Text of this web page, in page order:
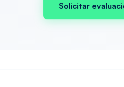
Solicitar